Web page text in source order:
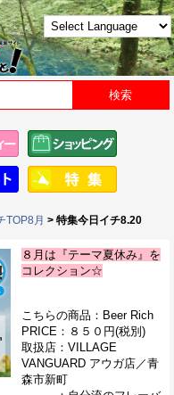
TOP8月 > 特集今日イチ8.20
８月は『テーマ夏休み』を
コレクション☆
こちらの商品：Beer Rich
PRICE：８５０円(税別)
取扱店：VILLAGE
VANGUARD アウガ店／青
森市新町